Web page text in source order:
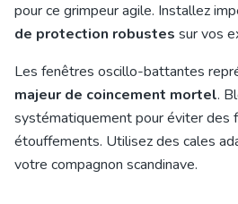
pour ce grimpeur agile. Installez
de protection robustes sur vos
Les fenêtres oscillo-battantes
majeur de coincement mortel.
systématiquement pour éviter des
étouffements. Utilisez des cales
votre compagnon scandinave.